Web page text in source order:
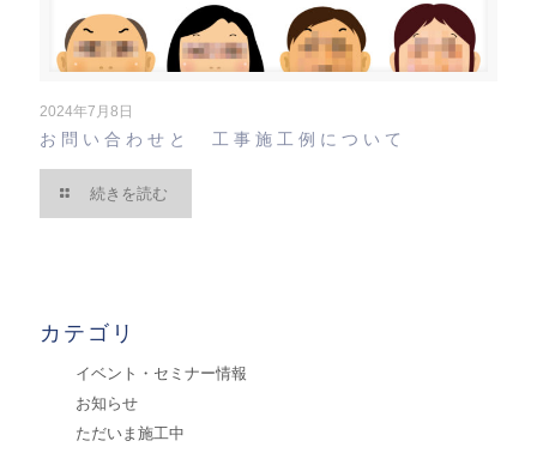
2024年7月8日
お問い合わせと 工事施工例について
続きを読む
カテゴリ
イベント・セミナー情報
お知らせ
ただいま施工中